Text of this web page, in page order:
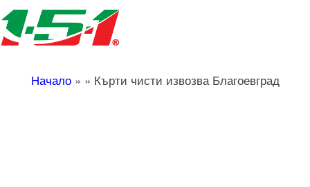
Начало» » Кърти чисти извозва Благоевград